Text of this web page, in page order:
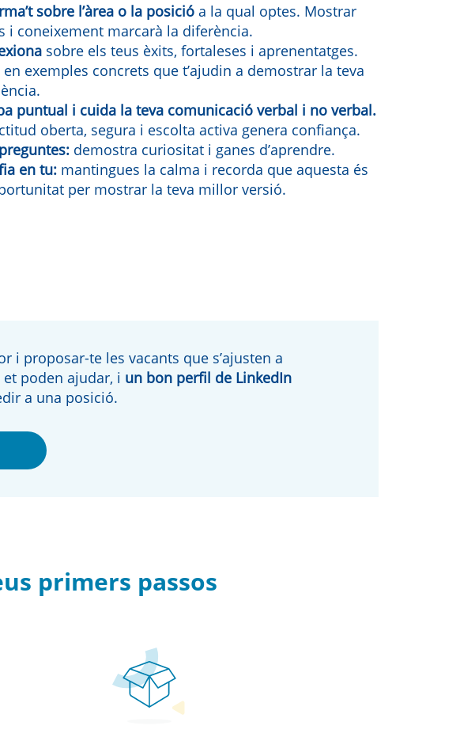
sobre l’àrea o la posició a la qual optes. Mostrar
i coneixement marcarà la diferència.
sobre els teus èxits, fortaleses i aprenentatges.
en exemples concrets que t’ajudin a demostrar la teva
puntual i cuida la teva comunicació verbal i no verbal.
oberta, segura i escolta activa genera confiança.
demostra curiositat i ganes d’aprendre.
en tu: mantingues la calma i recorda que aquesta és
per mostrar la teva millor versió.
i proposar-te les vacants que s’ajusten a
poden ajudar, i un bon perfil de LinkedIn
a una posició.
primers passos